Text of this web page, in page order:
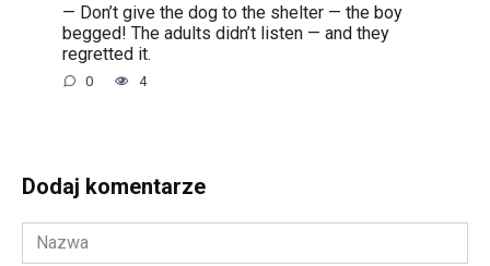
— Don’t give the dog to the shelter — the boy
begged! The adults didn’t listen — and they
regretted it.
0 4
Dodaj komentarze
Nazwa
*